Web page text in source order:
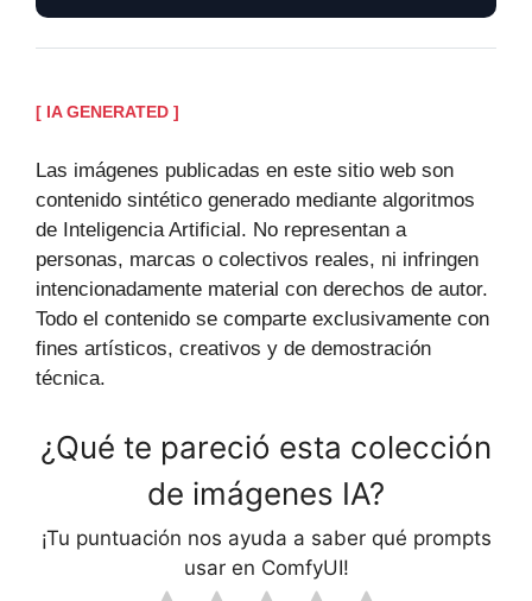
[ IA GENERATED ]
Las imágenes publicadas en este sitio web son
contenido sintético generado mediante algoritmos
de Inteligencia Artificial. No representan a
personas, marcas o colectivos reales, ni infringen
intencionadamente material con derechos de autor.
Todo el contenido se comparte exclusivamente con
fines artísticos, creativos y de demostración
técnica.
¿Qué te pareció esta colección
de imágenes IA?
¡Tu puntuación nos ayuda a saber qué prompts
usar en ComfyUI!